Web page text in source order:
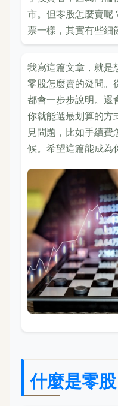
市。但零股怎麼賣呢
票一樣，其實有些細
我寫這篇文章，就是
零股怎麼賣的疑問。
都會一步步說明。還
你就能選最划算的方
見問題，比如手續
候。希望這篇能成為
什麼是零股